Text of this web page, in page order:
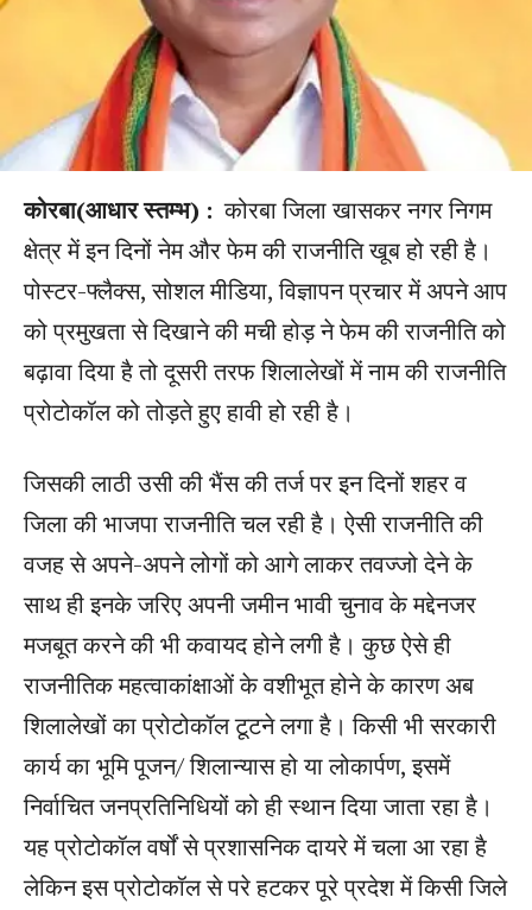
कोरबा(आधार स्तम्भ) : कोरबा जिला खासकर नगर निगम
क्षेत्र में इन दिनों नेम और फेम की राजनीति खूब हो रही है।
पोस्टर-फ्लैक्स, सोशल मीडिया, विज्ञापन प्रचार में अपने आप
को प्रमुखता से दिखाने की मची होड़ ने फेम की राजनीति को
बढ़ावा दिया है तो दूसरी तरफ शिलालेखों में नाम की राजनीति
प्रोटोकॉल को तोड़ते हुए हावी हो रही है।
जिसकी लाठी उसी की भैंस की तर्ज पर इन दिनों शहर व
जिला की भाजपा राजनीति चल रही है। ऐसी राजनीति की
वजह से अपने-अपने लोगों को आगे लाकर तवज्जो देने के
साथ ही इनके जरिए अपनी जमीन भावी चुनाव के मद्देनजर
मजबूत करने की भी कवायद होने लगी है। कुछ ऐसे ही
राजनीतिक महत्वाकांक्षाओं के वशीभूत होने के कारण अब
शिलालेखों का प्रोटोकॉल टूटने लगा है। किसी भी सरकारी
कार्य का भूमि पूजन/ शिलान्यास हो या लोकार्पण, इसमें
निर्वाचित जनप्रतिनिधियों को ही स्थान दिया जाता रहा है।
यह प्रोटोकॉल वर्षों से प्रशासनिक दायरे में चला आ रहा है
लेकिन इस प्रोटोकॉल से परे हटकर पूरे प्रदेश में किसी जिले